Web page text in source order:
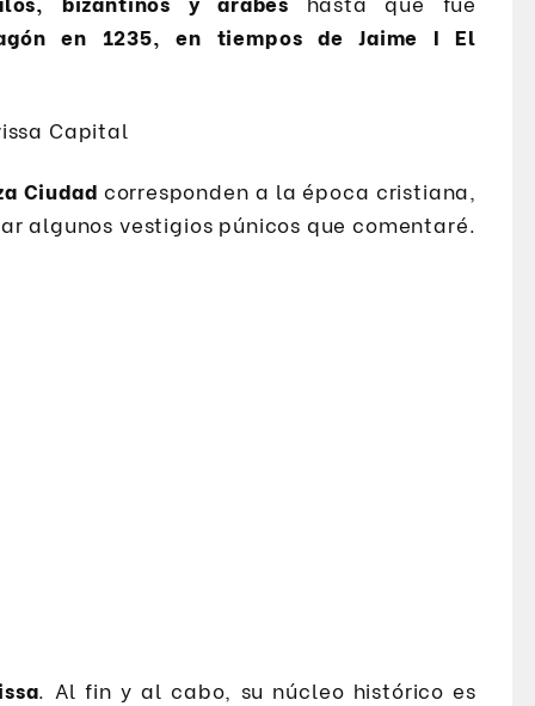
en 1235, en tiempos de Jaime I El
Ciudad corresponden a la época cristiana,
algunos vestigios púnicos que comentaré.
. Al fin y al cabo, su núcleo histórico es